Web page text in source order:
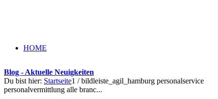
HOME
Blog - Aktuelle Neuigkeiten
Du bist hier: Startseite1 / bildleiste_agil_hamburg personalservice
personalvermittlung alle branc...